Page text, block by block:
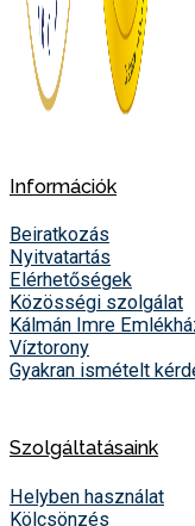
Információk
Beiratkozás
Nyitvatartás
Elérhetőségek
Közösségi szolgálat
Kálmán Imre
Víztorony
Gyakran ismételt
Szolgáltatásaink
Helyben használat
Kölcsönzés